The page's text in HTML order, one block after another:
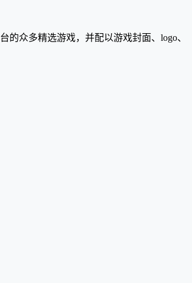
的众多精选游戏，并配以游戏封面、logo、